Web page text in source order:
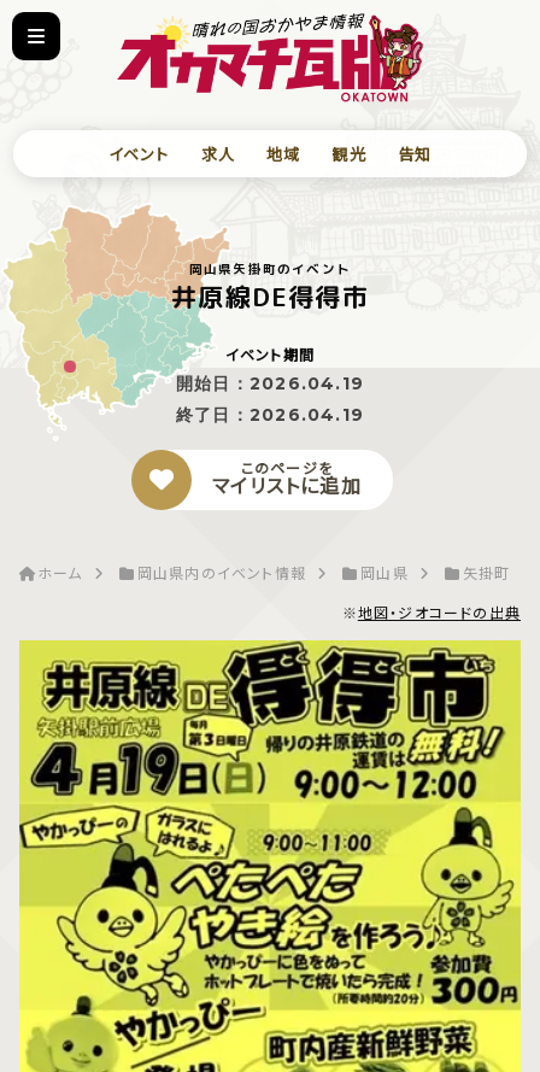
イベント 求人 地域 観光 告知
岡山県矢掛町のイベント
井原線DE得得市
イベント期間
開始日： 2026.04.19
終了日： 2026.04.19
このページを
マイリストに追加
ホーム 岡山県内のイベント情報 岡山県
矢掛町
※地図・ジオコードの出典